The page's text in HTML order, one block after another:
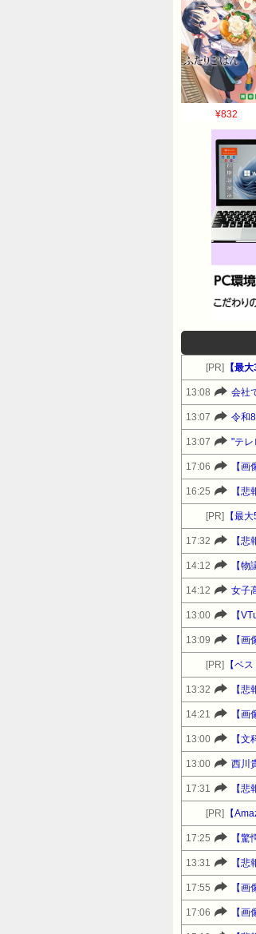
¥832
[PR]
13:08 会社
13:07 令和
13:07 "テレ
17:06 【
16:25 【
[PR] 【最
17:32 【
14:12 【
14:12 女子
13:00 【
13:09 【
[PR] 【ベ
13:32 【
14:21 【
13:00
13:00 西川
17:31 【
[PR]
17:25 【
13:31 【
17:55 【
17:06 【